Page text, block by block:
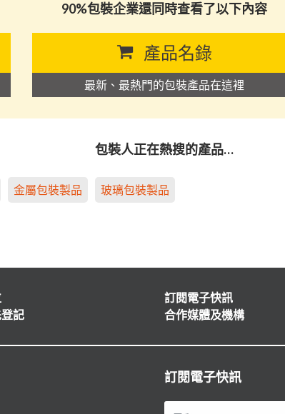
90%包裝企業還同時查看了以下內容
產品名錄
最新、最熱門的包裝產品在這裡
包裝人正在熱搜的產品…
金屬包裝製品 玻璃包裝製品
記
訂閱電子快訊
合作媒體及機構
訂閱電子快訊